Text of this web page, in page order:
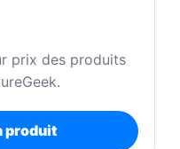
prix des produits
produit